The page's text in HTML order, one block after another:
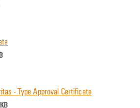
- Type Approval Certificate